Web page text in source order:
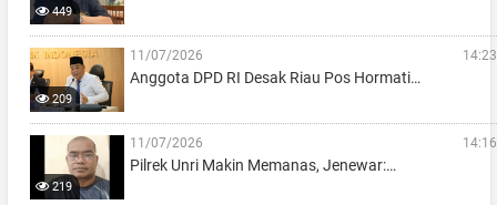
449
209
11/07/2026 14:23
Anggota DPD RI Desak Riau Pos Hormati…
219
11/07/2026 14:16
Pilrek Unri Makin Memanas, Jenewar:…